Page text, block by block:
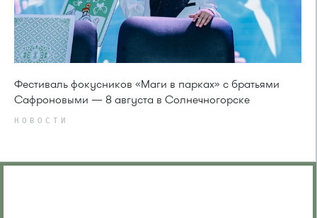
Фестиваль фокусников «Маги в парках» с братьями
Сафроновыми — 8 августа в Солнечногорске
НОВОСТИ